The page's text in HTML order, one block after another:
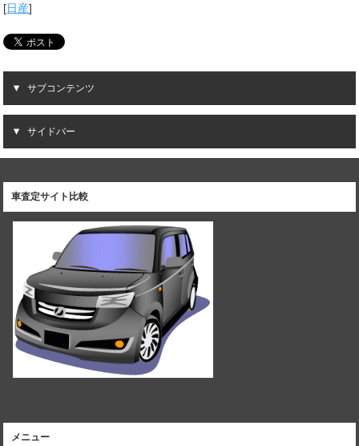
[日産]
サブコンテンツ
サイドバー
車査定サイト比較
メニュー